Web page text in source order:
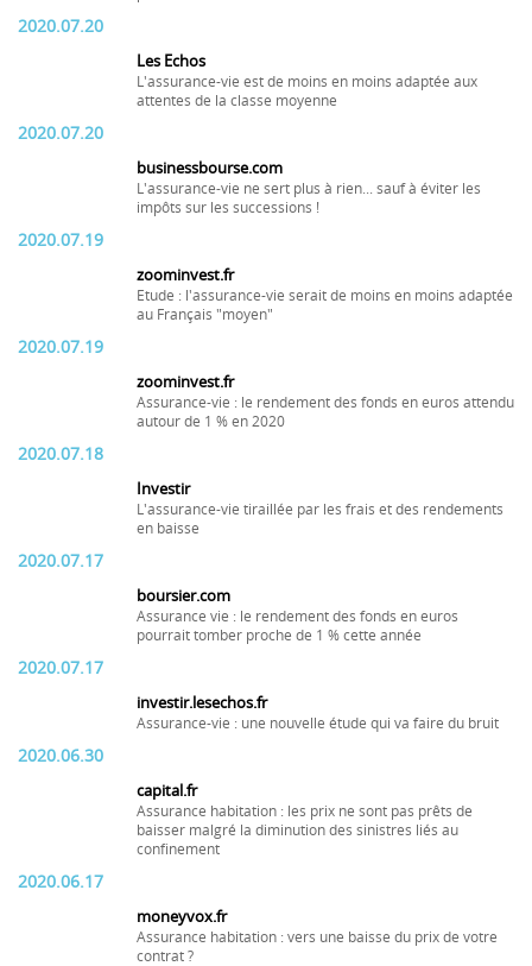
2020.07.20
Les Echos
L'assurance-vie est de moins en moins adaptée aux
attentes de la classe moyenne
2020.07.20
businessbourse.com
L'assurance-vie ne sert plus à rien... sauf à éviter les
impôts sur les successions !
2020.07.19
zoominvest.fr
Etude : l'assurance-vie serait de moins en moins adaptée
au Français "moyen"
2020.07.19
zoominvest.fr
Assurance-vie : le rendement des fonds en euros attendu
autour de 1 % en 2020
2020.07.18
Investir
L'assurance-vie tiraillée par les frais et des rendements
en baisse
2020.07.17
boursier.com
Assurance vie : le rendement des fonds en euros
pourrait tomber proche de 1 % cette année
2020.07.17
investir.lesechos.fr
Assurance-vie : une nouvelle étude qui va faire du bruit
2020.06.30
capital.fr
Assurance habitation : les prix ne sont pas prêts de
baisser malgré la diminution des sinistres liés au
confinement
2020.06.17
moneyvox.fr
Assurance habitation : vers une baisse du prix de votre
contrat ?